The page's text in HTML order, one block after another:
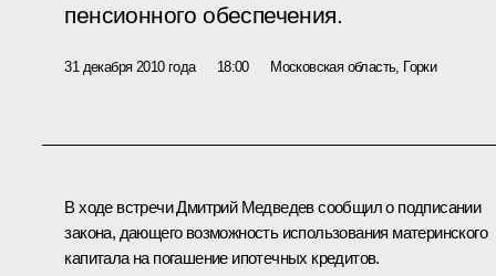
пенсионного обеспечения.
31 декабря 2010 года 18:00 Московская область, Горки
В ходе встречи Дмитрий Медведев сообщил о подписании
закона, дающего возможность использования материнского
капиталана погашение ипотечных кредитов.